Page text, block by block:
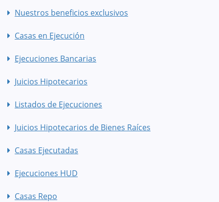
Nuestros beneficios exclusivos
Casas en Ejecución
Ejecuciones Bancarias
Juicios Hipotecarios
Listados de Ejecuciones
Juicios Hipotecarios de Bienes Raíces
Casas Ejecutadas
Ejecuciones HUD
Casas Repo